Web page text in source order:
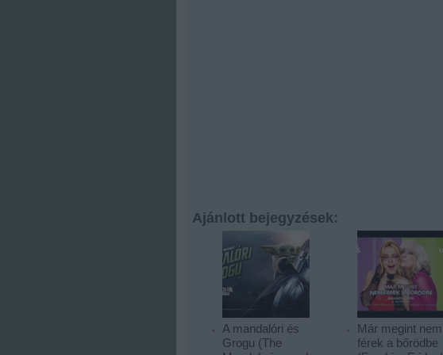
Ajánlott bejegyzések:
A mandalóri és
Grogu (The
Már megint nem
férek a bőrödbe